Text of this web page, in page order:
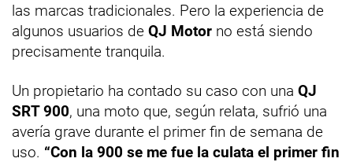
las marcas tradicionales. Pero la experiencia de
algunos usuarios de QJ Motor no está siendo
precisamente tranquila.
Un propietario ha contado su caso con una QJ
SRT 900, una moto que, según relata, sufrió una
avería grave durante el primer fin de semana de
uso. “Con la 900 se me fue la culata el primer fin